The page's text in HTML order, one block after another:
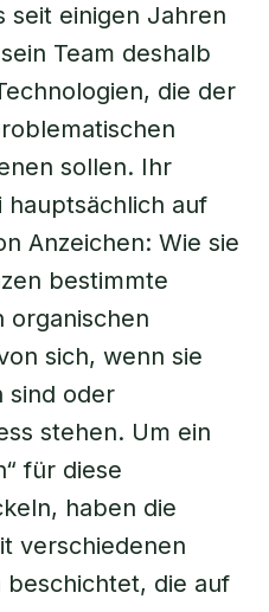
seit einigen Jahren
Team deshalb
die der
sollen. Ihr
auf
Anzeichen: Wie sie
bestimmte
organischen
sich, wenn sie
sind oder
stehen. Um ein
für diese
haben die
verschiedenen
beschichtet, die auf